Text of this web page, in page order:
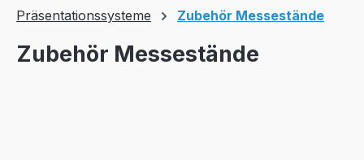
Präsentationssysteme Zubehör Messestände
Zubehör Messestände